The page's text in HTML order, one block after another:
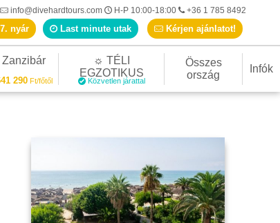
info@divehardtours.com H-P 10:00-18:00
+36 1 785 8492
nyár Last minute utak Kérjen ajánlatot!
Zanzibár
290Ft/főtől
☼ TÉLI
EGZOTIKUS
Közvetlen járattal
Összes
ország
Infók